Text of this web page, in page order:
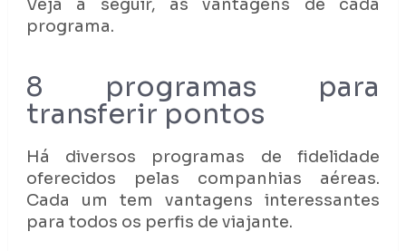
Veja a seguir, as vantagens de cada
programa.
8 programas para
transferir pontos
Há diversos programas de fidelidade
oferecidos pelas companhias aéreas.
Cada um tem vantagens interessantes
para todos os perfis de viajante.